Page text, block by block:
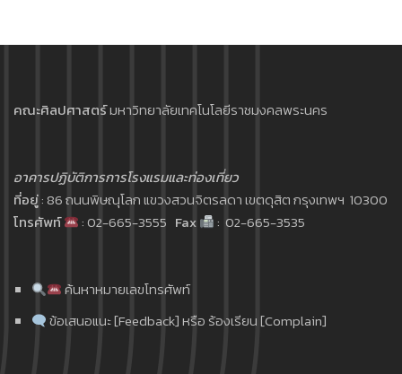
คณะศิลปศาสตร์มหาวิทยาลัยเทคโนโลยีราชมงคลพระนคร
อาคารปฏิบัติการการโรงแรมและท่องเที่ยว
ที่อยู่: 86 ถนนพิษณุโลก แขวงสวนจิตรลดา เขตดุสิต กรุงเทพฯ 10300
โทรศัพท์
: 02-665-3555 Fax : 02-665-3535
ค้นหาหมายเลขโทรศัพท์
ข้อเสนอแนะ [Feedback] หรือ ร้องเรียน [Complain]